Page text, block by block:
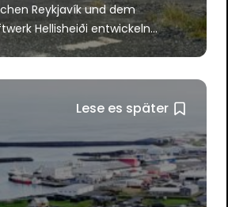
Reykjavík und dem
Hellisheiði entwickeln...
Lese es später